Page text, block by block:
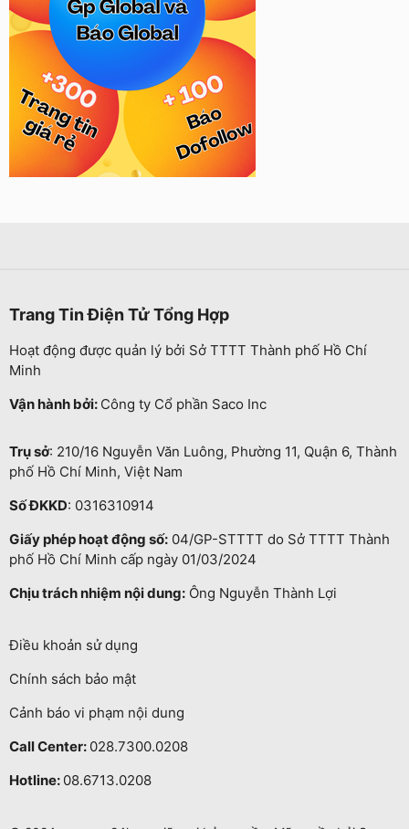
Trang Tin Điện Tử Tổng Hợp
Hoạt động được quản lý bởi Sở TTTT Thành phố Hồ Chí
Minh
Vận hành bởi: Công ty Cổ phần Saco Inc
Trụ sở: 210/16 Nguyễn Văn Luông, Phường 11, Quận 6, Thành
phố Hồ Chí Minh, Việt Nam
Số ĐKKD: 0316310914
Giấy phép hoạt động số: 04/GP-STTTT do Sở TTTT Thành
phố Hồ Chí Minh cấp ngày 01/03/2024
Chịu trách nhiệm nội dung: Ông Nguyễn Thành Lợi
Điều khoản sử dụng
Chính sách bảo mật
Cảnh báo vi phạm nội dung
Call Center: 028.7300.0208
Hotline: 08.6713.0208